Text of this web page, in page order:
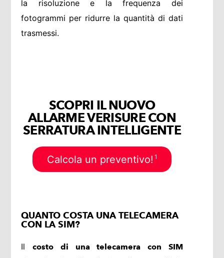
la risoluzione e la frequenza dei
fotogrammi per ridurre la quantità di dati
trasmessi.
SCOPRI IL NUOVO
ALLARME VERISURE CON
SERRATURA INTELLIGENTE
Calcola un preventivo! 1
QUANTO COSTA UNA TELECAMERA
CON LA SIM?
Ilcosto di una telecamera con SIM